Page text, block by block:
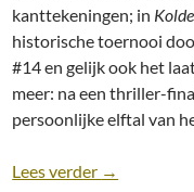
kanttekeningen; in
historische toernooi
#14 en gelijk ook het
meer: na een thriller-
persoonlijke elftal van
Lees verder Kolder in
→